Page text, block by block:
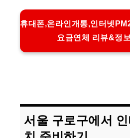
휴대폰,온라인개통,인터넷
요금연체 리뷰&정
서울 구로구에서